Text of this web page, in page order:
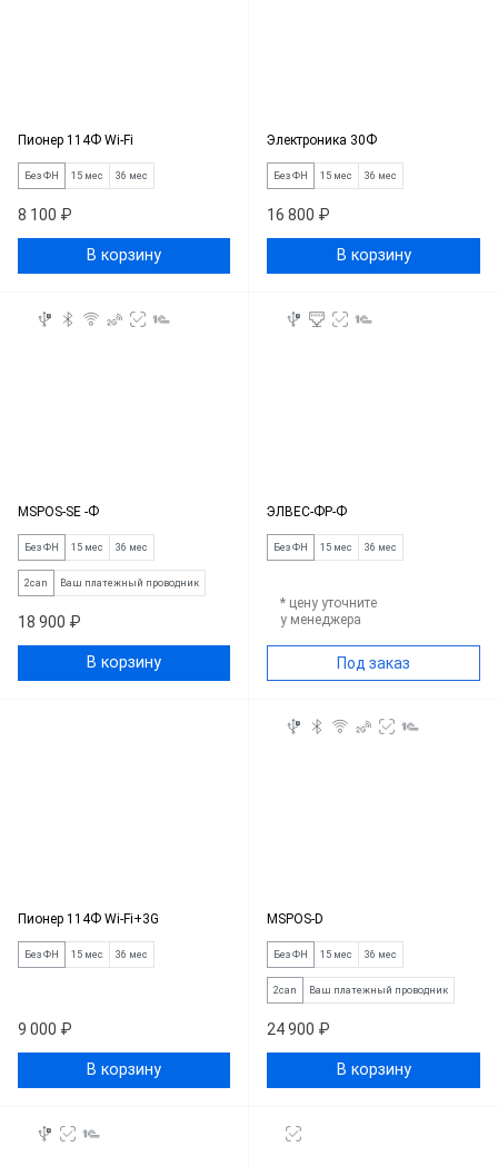
Пионер 114Ф Wi-Fi
Без ФН 15 мес 36 мес
8 100 ₽
В корзину
Электроника 30Ф
Без ФН 15 мес 36 мес
16 800 ₽
В корзину
MSPOS-SE -Ф
Без ФН 15 мес 36 мес
2can Ваш платежный проводник
18 900 ₽
В корзину
ЭЛВЕС-ФР-Ф
Без ФН 15 мес 36 мес
* цену уточните
у менеджера
Под заказ
Пионер 114Ф Wi-Fi+3G
Без ФН 15 мес 36 мес
9 000 ₽
В корзину
MSPOS-D
Без ФН 15 мес 36 мес
2can Ваш платежный проводник
24 900 ₽
В корзину